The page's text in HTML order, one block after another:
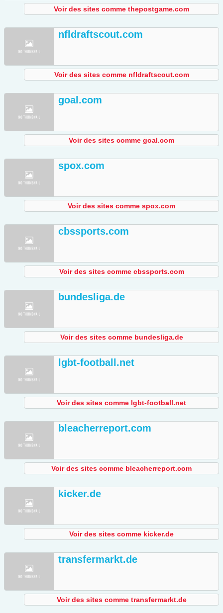
Voir des sites comme thepostgame.com
nfldraftscout.com
Voir des sites comme nfldraftscout.com
goal.com
Voir des sites comme goal.com
spox.com
Voir des sites comme spox.com
cbssports.com
Voir des sites comme cbssports.com
bundesliga.de
Voir des sites comme bundesliga.de
lgbt-football.net
Voir des sites comme lgbt-football.net
bleacherreport.com
Voir des sites comme bleacherreport.com
kicker.de
Voir des sites comme kicker.de
transfermarkt.de
Voir des sites comme transfermarkt.de